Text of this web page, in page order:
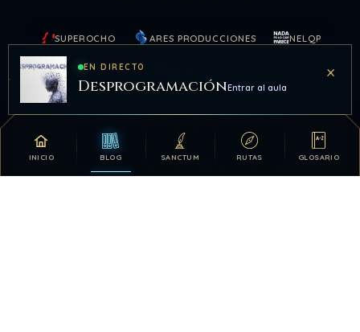
INICIO BLOG SANCTUM RUTAS GLOSARIO
SUPEROCHO ARES PRODUCCIONES NELQP
Tu apoyo hace posible que DDLA siga creciendo.
EN DIRECTO
DesprogramaciónEntrar al aula
×